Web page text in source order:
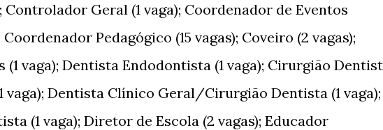
Controlador Geral (1 vaga); Coordenador de Eventos
Pedagógico (15 vagas); Coveiro (2 vagas);
(1 vaga); Dentista Endodontista (1 vaga); Cirurgião
vaga); Dentista Clínico Geral/Cirurgião Dentista (1 vaga);
(1 vaga); Diretor de Escola (2 vagas); Educador